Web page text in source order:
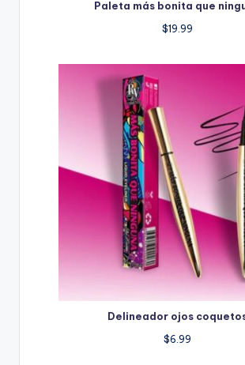
Paleta más bonita que
$19.99
Delineador ojos
$6.99